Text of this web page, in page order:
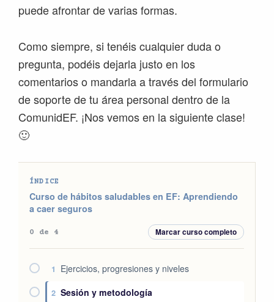
puede afrontar de varias formas.
Como siempre, si tenéis cualquier duda o
pregunta, podéis dejarla justo en los
comentarios o mandarla a través del formulario
de soporte de tu área personal dentro de la
ComunidEF. ¡Nos vemos en la siguiente clase!
🙂
ÍNDICE
Curso de hábitos saludables en EF: Aprendiendo
a caer seguros
0 de 4 Marcar curso completo
1 Ejercicios, progresiones y niveles
2 Sesión y metodología